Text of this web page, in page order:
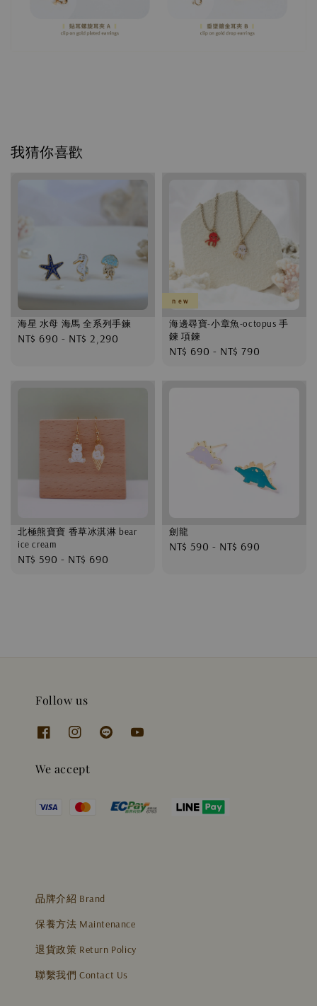
我猜你喜歡
海星 水母 海馬 全系列手鍊
Regular
NT$ 690 - NT$ 2,290
n e w
海邊尋寶-小章魚-octopus 手
鍊 項鍊
Regular
NT$ 690 - NT$ 790
北極熊寶寶 香草冰淇淋 bear
ice cream
Regular
NT$ 590 - NT$ 690
劍龍
Regular
NT$ 590 - NT$ 690
Follow us
We accept
品牌介紹 Brand
保養方法 Maintenance
退貨政策 Return Policy
聯繫我們 Contact Us